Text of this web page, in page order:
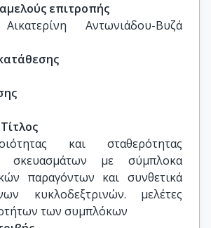
επιτροπής
Αντωνιάδου-Βυζά
και σταθερότητας
σκευασμάτων με σύμπλοκα
παραγόντων και συνθετικά
κυκλοδεξτρινών. μελέτες
των συμπλόκων